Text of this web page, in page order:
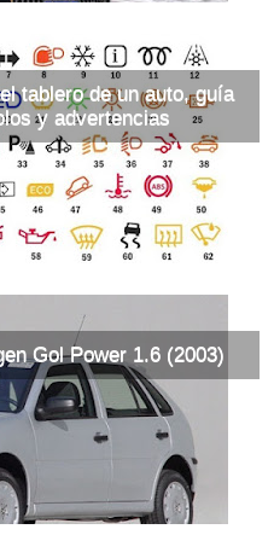
tablero de un auto, guía
y advertencias
Gol Power 1.6 (2003)